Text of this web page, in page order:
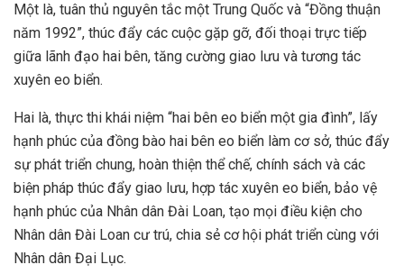
Một là, tuân thủ nguyên tắc một Trung Quốc và “Đồng thuận
năm 1992”, thúc đẩy các cuộc gặp gỡ, đối thoại trực tiếp
giữa lãnh đạo hai bên, tăng cường giao lưu và tương tác
xuyên eo biển.
Hai là, thực thi khái niệm “hai bên eo biển một gia đình”, lấy
hạnh phúc của đồng bào hai bên eo biển làm cơ sở, thúc đẩy
sự phát triển chung, hoàn thiện thể chế, chính sách và các
biện pháp thúc đẩy giao lưu, hợp tác xuyên eo biển, bảo vệ
hạnh phúc của Nhân dân Đài Loan, tạo mọi điều kiện cho
Nhân dân Đài Loan cư trú, chia sẻ cơ hội phát triển cùng với
Nhân dân Đại Lục.